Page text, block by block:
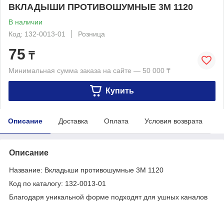
ВКЛАДЫШИ ПРОТИВОШУМНЫЕ 3M 1120
В наличии
Код: 132-0013-01
Розница
75 ₸
Минимальная сумма заказа на сайте — 50 000 ₸
Купить
Описание Доставка Оплата Условия возврата
Описание
Название: Вкладыши противошумные 3M 1120
Код по каталогу: 132-0013-01
Благодаря уникальной форме подходят для ушных каналов